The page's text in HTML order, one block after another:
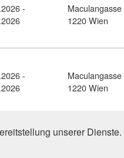
-
-
1220 Wien
(11380792)
-
1220 Wien
1 5
unserer